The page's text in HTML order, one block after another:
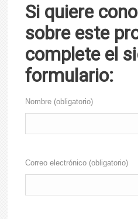
Si quiere
sobre este
complete el
formulario:
Nombre (obligatorio)
Correo electrónico (obligatorio)